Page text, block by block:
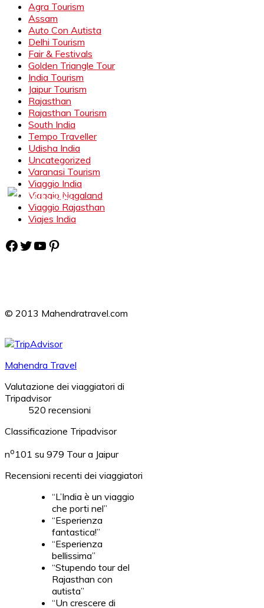
Agra Tourism
Assam
Auto Con Autista
Delhi Tourism
Fair & Festivals
Golden Triangle Tour
India Tourism
Jaipur Tourism
Rajasthan
Rajasthan Tourism
South India
Tempo Traveller
Udisha India
Uncategorized
Varanasi Tourism
Viaggio India
Viaggio Nagaland
Viaggio Rajasthan
Viajes India
Facebook
Twitter
YouTube
Pinterest
© 2013 Mahendratravel.com
Mahendra Travel
Valutazione dei viaggiatori di
Tripadvisor
520 recensioni
Classificazione Tripadvisor
no101 su 979 Tour a Jaipur
Recensioni recenti dei viaggiatori
“L’India è un viaggio
che porti nel”
“Esperienza
fantastica!”
“Esperienza
bellissima”
“Stupendo tour del
Rajasthan con
autista”
“Un crescere di